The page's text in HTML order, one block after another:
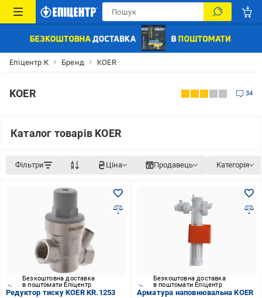
Епіцентр К Бренд KOER
KOER 34
Каталог товарів KOER
Фільтри Ціна Продавець Категорія
Безкоштовна доставка
в поштомати Епіцентр
Редуктор тиску KOER KR.1253
Безкоштовна доставка
в поштомати Епіцентр
Арматура наповнювальна KOER